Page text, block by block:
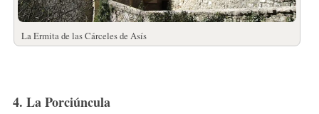
La Ermita de las Cárceles de Asís
4. La Porciúncula